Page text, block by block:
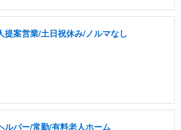
提案営業/土日祝休み/ノルマなし
ルパー/常勤/有料老人ホーム